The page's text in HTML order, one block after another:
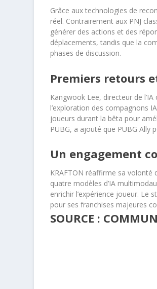
Grâce aux technologies de
réel. Contrairement aux PNJ
générer des actions et des
déplacements, tandis que la
phases de discussion.
Premiers retours
Kangwook Lee, directeur de
l’exploration des compagnons
joueurs durant la bêta pour
PUBG, a ajouté que PUBG
Un engagement
KRAFTON réaffirme sa volonté
quatre modèles d’IA
enrichir l’expérience joueur. Le
pour ses franchises majeures
SOURCE :